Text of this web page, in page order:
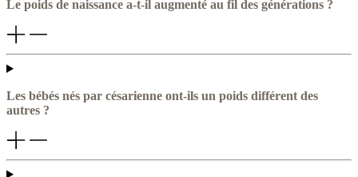
Le poids de naissance a-t-il augmenté au fil des générations ?
Les bébés nés par césarienne ont-ils un poids différent des
autres ?